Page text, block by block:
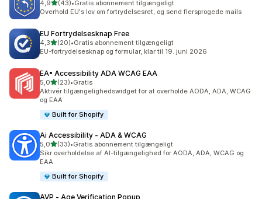
4,9ud af 5 stjerner
(43)
43 anmeldelser i alt
•Gratis abonnement tilgængeligt
Overhold EU's lov om fortrydelsesret, og send flersprogede mails
EU Fortrydelsesknap Free
4,3ud af 5 stjerner
(20)
20 anmeldelser i alt
•Gratis abonnement tilgængeligt
EU-fortrydelsesknap og formular, klar til 19. juni 2026
EA• Accessibility ADA WCAG EAA
5,0ud af 5 stjerner
(23)
23 anmeldelser i alt
•Gratis
Aktivér tilgængelighedswidget for at overholde AODA, ADA, WCAG
og EAA
Built for Shopify
Ai Accessibility ‑ ADA & WCAG
5,0ud af 5 stjerner
(33)
33 anmeldelser i alt
•Gratis abonnement tilgængeligt
Sikr overholdelse af AI-tilgængelighed for AODA, ADA, WCAG og
EAA
Built for Shopify
AVP ‑ Age Verification Popup